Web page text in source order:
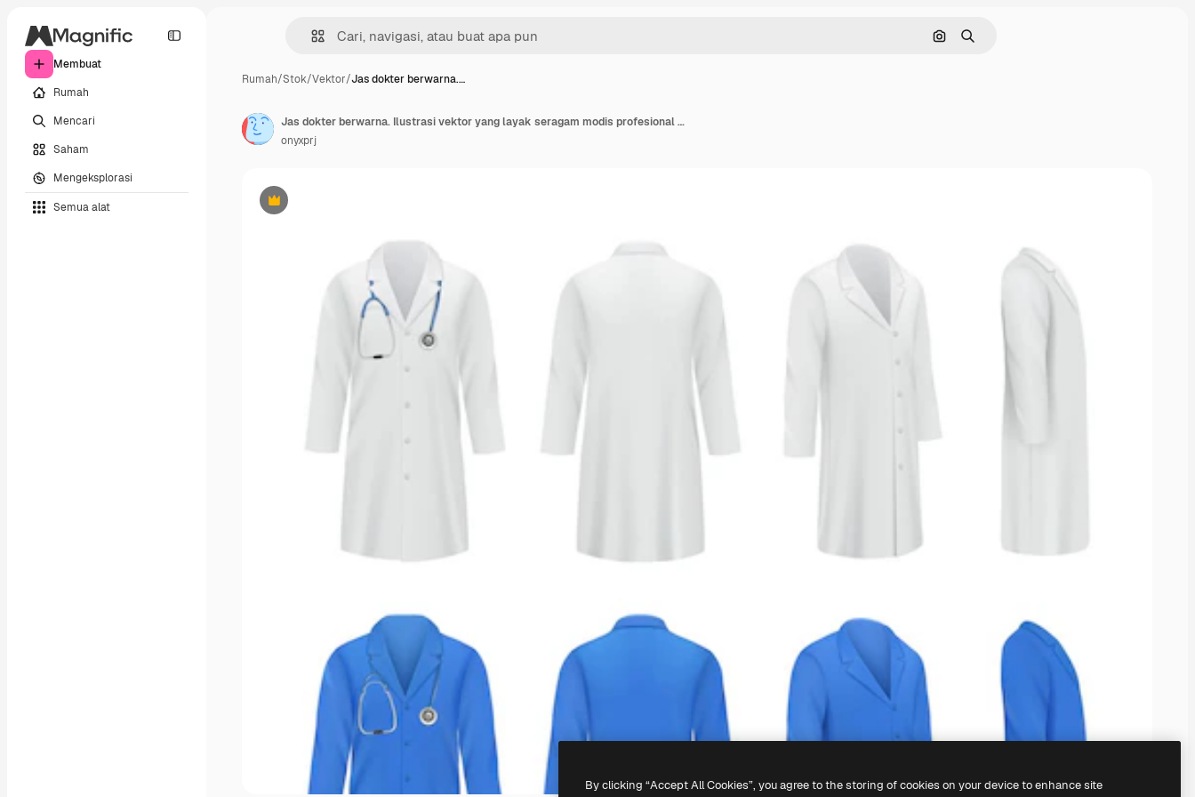
Membuat
Rumah
Mencari
Saham
Mengeksplorasi
Semua alat
Pencarian berdasarkan gambar
Mencari
Rumah/Stok/Vektor/Jas dokter berwarna.…
Premium
Jas dokter berwarna. Ilustrasi vektor yang layak seragam modis profesional untuk jaket pakaian kerja spesialis medis perawat. Dokter medis, seragam profesional untuk rumah sakit
onyxprj
By clicking “Accept All Cookies”, you agree to the storing of cookies on your device to enhance site